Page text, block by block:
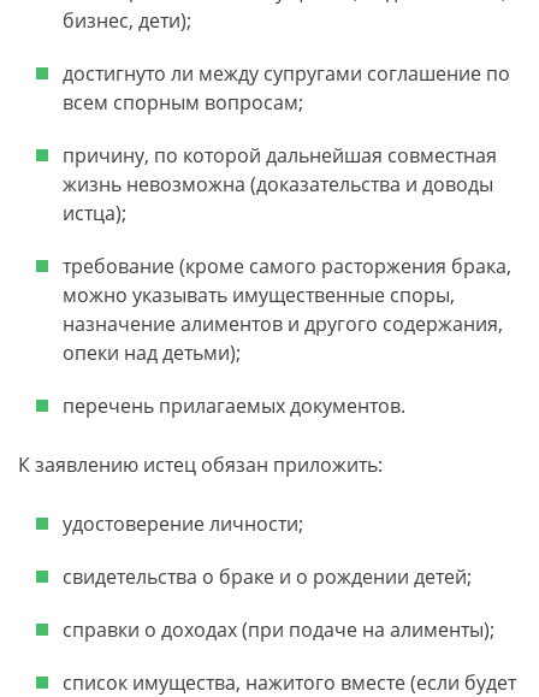
бизнес, дети);
достигнуто ли между супругами соглашение по
всем спорным вопросам;
причину, по которой дальнейшая совместная
жизнь невозможна (доказательства и доводы
истца);
требование (кроме самого расторжения брака,
можно указывать имущественные споры,
назначение алиментов и другого содержания,
опеки над детьми);
перечень прилагаемых документов.
К заявлению истец обязан приложить:
удостоверение личности;
свидетельства о браке и о рождении детей;
справки о доходах (при подаче на алименты);
список имущества, нажитого вместе (если будет